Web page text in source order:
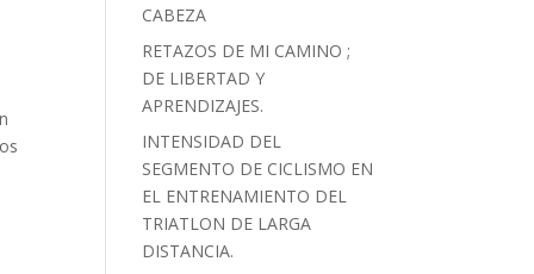
CABEZA
RETAZOS DE MI CAMINO ;
DE LIBERTAD Y
APRENDIZAJES.
INTENSIDAD DEL
SEGMENTO DE CICLISMO EN
EL ENTRENAMIENTO DEL
TRIATLON DE LARGA
DISTANCIA.